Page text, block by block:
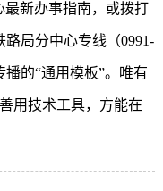
最新办事指南，或拨打
路局分中心专线（0991-
的“通用模板”。唯有
用技术工具，方能在